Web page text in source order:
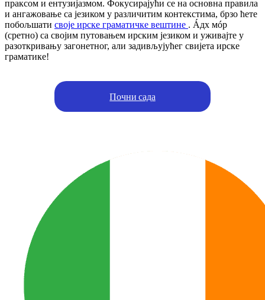
праксом и ентузијазмом. Фокусирајући се на основна правила
и ангажовање са језиком у различитим контекстима, брзо ћете
побољшати своје ирске граматичке вештине . Áдх мóр
(сретно) са својим путовањем ирским језиком и уживајте у
разоткривању загонетног, али задивљујућег свијета ирске
граматике!
Почни сада